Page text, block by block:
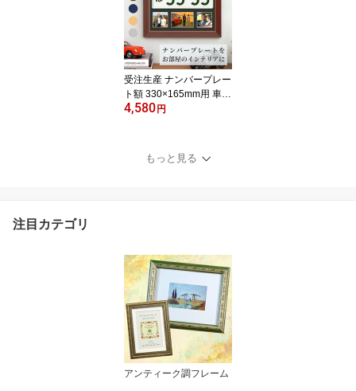
受注生産 ナンバープレー
ト額 330×165mm用 車
額縁 額装 フレーム ディ
フォトフレーム 父の日
ギフト
4,580 円
もっと見る
注目カテゴリ
アンティーク調フレーム